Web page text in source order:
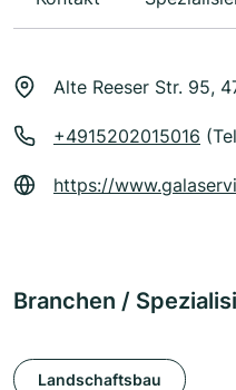
Alte Reeser Str. 95,
+4915202015016
https://
Branchen /
Landschaftsbau